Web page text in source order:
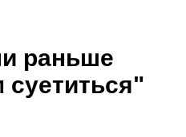
раньше